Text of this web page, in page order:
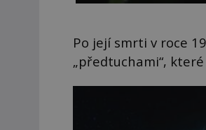
Po její smrti v roce
„předtuchami“,